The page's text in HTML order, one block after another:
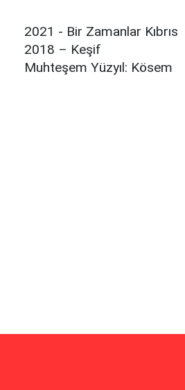
2021 - Bir Zamanlar Kıbrıs
2018 – Keşif
Muhteşem Yüzyıl: Kösem